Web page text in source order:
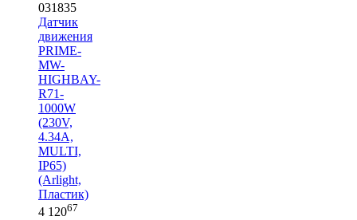
031835
Датчик
движения
PRIME-
MW-
HIGHBAY-
R71-
1000W
(230V,
4.34A,
MULTI,
IP65)
(Arlight,
Пластик)
4 12067